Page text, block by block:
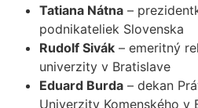
Tatiana Nátna –
podnikateliek Slovenska
Rudolf Sivák – emeritný
univerzity v Bratislave
Eduard Burda – dekan
Univerzity Komenského v